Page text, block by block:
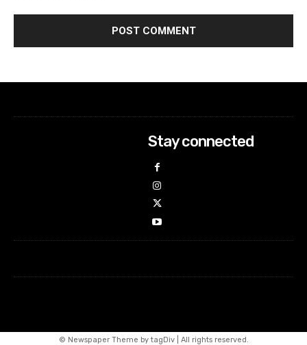
Stay connected
© Newspaper Theme by tagDiv | All rights reserved.